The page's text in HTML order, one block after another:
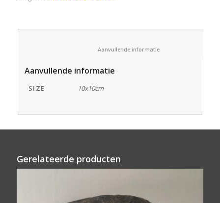
						Aanvullende informatie
Aanvullende informatie
SIZE 10x10cm
Gerelateerde producten